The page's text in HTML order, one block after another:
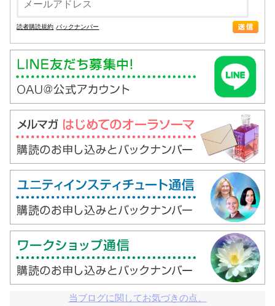
読者購読規約 バックナンバー
当ブログに関してお気づきの点、